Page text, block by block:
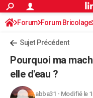
ACTUALITÉS
Politique
Société
Faits Divers
Education
Monde
Villes
+
Programme TV
Streaming
Cinéma
Sorties cinéma
Musique
FINANCE
Retraite
Impôts
Epargne
Immobilier
Risques naturels par ville
Banque
Assurance
Crédit
AUTO
Forum Forum Bricolage
Sujet Précédent
Pourquoi ma
elle d'eau ?
abba31 - Modifié le